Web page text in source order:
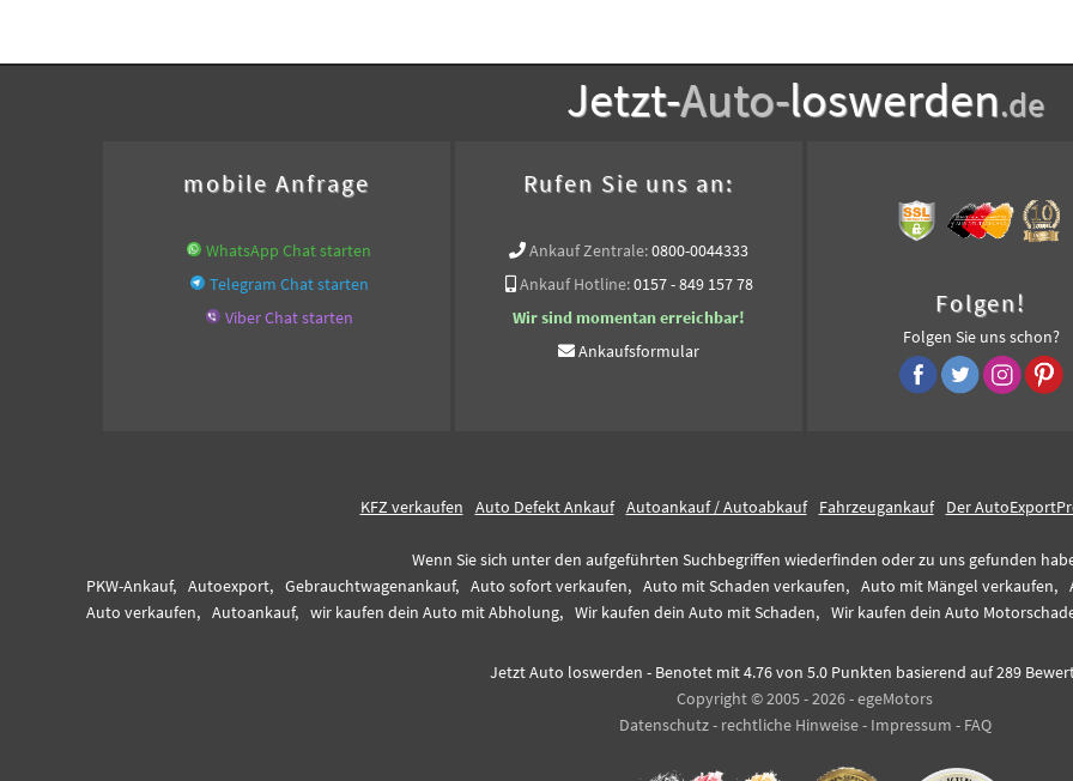
Jetzt-Auto-loswerden.de
mobile Anfrage
WhatsApp Chat starten
Telegram Chat starten
Viber Chat starten
Rufen Sie uns an:
Ankauf Zentrale:0800-0044333
Ankauf Hotline:0157 - 849 157 78
Wir sind momentan erreichbar!
Ankaufsformular
Folgen!
Folgen Sie uns schon?
KFZ verkaufen Auto Defekt Ankauf Autoankauf / Autoabkauf Fahrzeugankauf Der
Wenn Sie sich unter den aufgeführten Suchbegriffen wiederfinden oder zu uns gefunden
PKW-Ankauf, Autoexport, Gebrauchtwagenankauf, Auto sofort verkaufen, Auto mit Schaden verkaufen, Auto mit Mängel verkaufen,
Auto verkaufen, Autoankauf, wir kaufen dein Auto mit Abholung, Wir kaufen dein Auto mit Schaden, Wir kaufen dein Auto
Jetzt Auto loswerden - Benotet mit4.76von 5.0 Punkten basierend auf289
Copyright © 2005 - 2026 - egeMotors
Datenschutz- rechtliche Hinweise- Impressum - FAQ